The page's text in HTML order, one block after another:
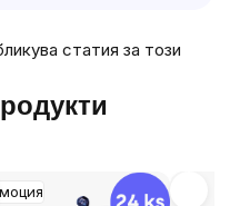
статия за този